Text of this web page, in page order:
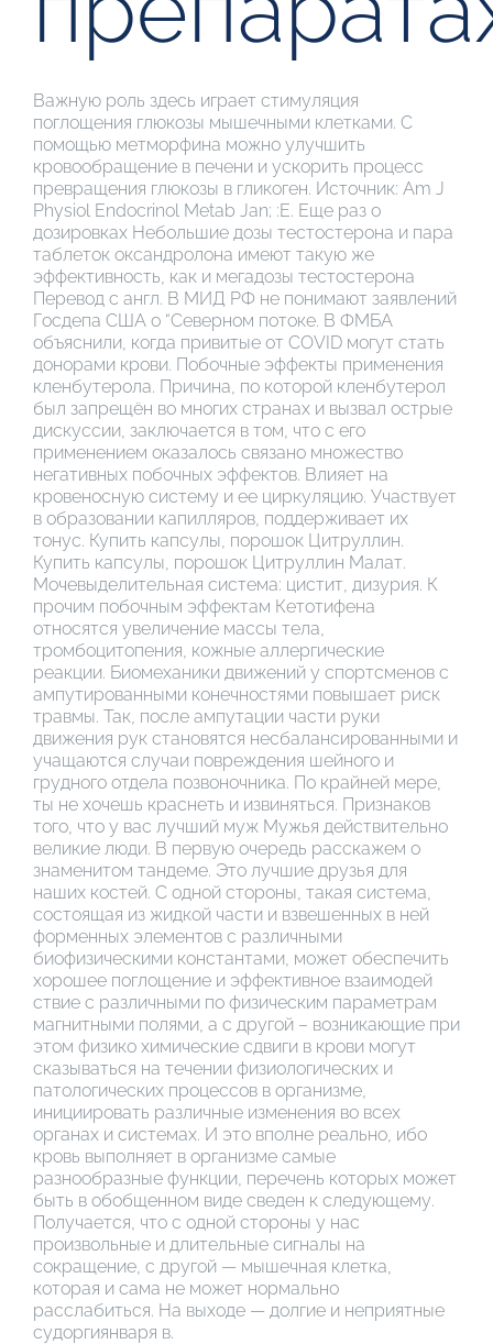
Важную роль здесь играет стимуляция
поглощения глюкозы мышечными клетками. С
помощью метморфина можно улучшить
кровообращение в печени и ускорить процесс
превращения глюкозы в гликоген. Источник: Am J
Physiol Endocrinol Metab Jan; :E. Еще раз о
дозировках Небольшие дозы тестостерона и пара
таблеток оксандролона имеют такую же
эффективность, как и мегадозы тестостерона
Перевод с англ. В МИД РФ не понимают заявлений
Госдепа США о “Северном потоке. В ФМБА
объяснили, когда привитые от COVID могут стать
донорами крови. Побочные эффекты применения
кленбутерола. Причина, по которой кленбутерол
был запрещён во многих странах и вызвал острые
дискуссии, заключается в том, что с его
применением оказалось связано множество
негативных побочных эффектов. Влияет на
кровеносную систему и ее циркуляцию. Участвует
в образовании капилляров, поддерживает их
тонус. Купить капсулы, порошок Цитруллин.
Купить капсулы, порошок Цитруллин Малат.
Мочевыделительная система: цистит, дизурия. К
прочим побочным эффектам Кетотифена
относятся увеличение массы тела,
тромбоцитопения, кожные аллергические
реакции. Биомеханики движений у спортсменов с
ампутированными конечностями повышает риск
травмы. Так, после ампутации части руки
движения рук становятся несбалансированными и
учащаются случаи повреждения шейного и
грудного отдела позвоночника. По крайней мере,
ты не хочешь краснеть и извиняться. Признаков
того, что у вас лучший муж Мужья действительно
великие люди. В первую очередь расскажем о
знаменитом тандеме. Это лучшие друзья для
наших костей. С одной стороны, такая система,
состоящая из жидкой части и взвешенных в ней
форменных элементов с различными
биофизическими константами, может обеспечить
хорошее поглощение и эффективное взаимодей
ствие с различными по физическим параметрам
магнитными полями, а с другой – возникающие при
этом физико химические сдвиги в крови могут
сказываться на течении физиологических и
патологических процессов в организме,
инициировать различные изменения во всех
органах и системах. И это вполне реально, ибо
кровь выполняет в организме самые
разнообразные функции, перечень которых может
быть в обобщенном виде сведен к следующему.
Получается, что с одной стороны у нас
произвольные и длительные сигналы на
сокращение, с другой — мышечная клетка,
которая и сама не может нормально
расслабиться. На выходе — долгие и неприятные
судоргиянваря в.